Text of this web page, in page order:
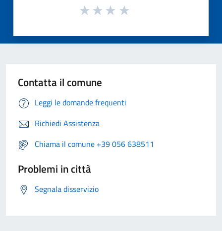
Contatta il comune
Leggi le domande frequenti
Richiedi Assistenza
Chiama il comune +39 056 638511
Problemi in città
Segnala disservizio